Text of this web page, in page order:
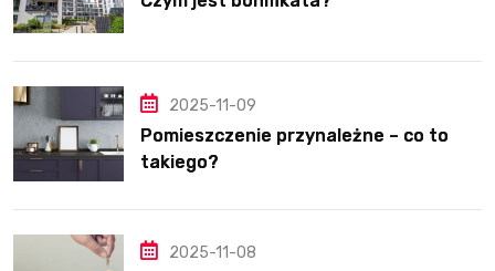
2025-11-09
Pomieszczenie przynależne – co to
takiego?
2025-11-08